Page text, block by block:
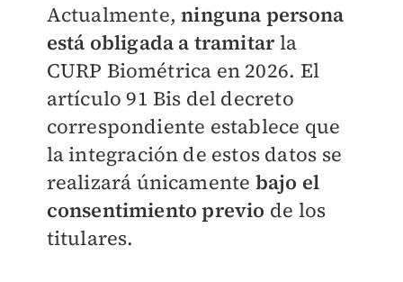
Actualmente,ninguna persona
está obligada a tramitarla
CURP Biométrica en 2026. El
artículo 91 Bis del decreto
correspondiente establece que
la integración de estos datos se
realizará únicamente bajo el
consentimiento previo de los
titulares.